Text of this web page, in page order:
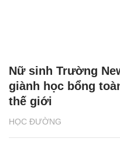
HỌC ĐƯỜNG
Nữ sinh Trường
giành học bổng
thế giới